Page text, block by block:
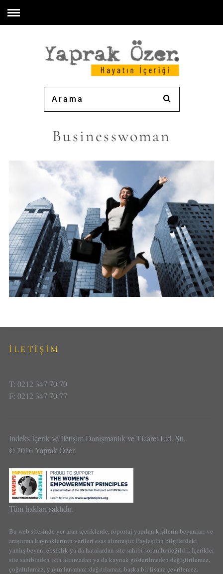
Businesswoman
İLETİŞİM
T: 0212 347 70 70
F: 0212 347 70 77
İndeks İçerik ve İletişim Danışmanlık ve Ticaret Ltd. Şti.
© 2016 Yaprak Özer.
Tüm hakları saklıdır.
Bu web sitesinde yer alan içeriklerde, röportaj yapılan kişilerin beyanları ve
araştırma kaynaklarının verileri esas alınmıştır. Paylaşılan bilgilerdeki
yanlış beyan, eksiklik ya da hatalardan site sahibi sorumlu değildir. İçerikler
site sahibinden izin alınmadan ya da kaynak gösterilmeden değiştirilemez,
çoğaltılamaz, yayımlanamaz, dağıtılamaz, başka bir lisana çevrilemez.